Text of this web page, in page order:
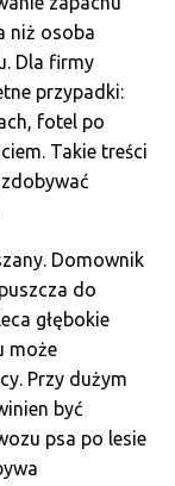
niż osoba
Dla firmy
przypadki:
fotel po
Takie treści
Domownik
do
głębokie
może
Przy dużym
być
psa po lesie